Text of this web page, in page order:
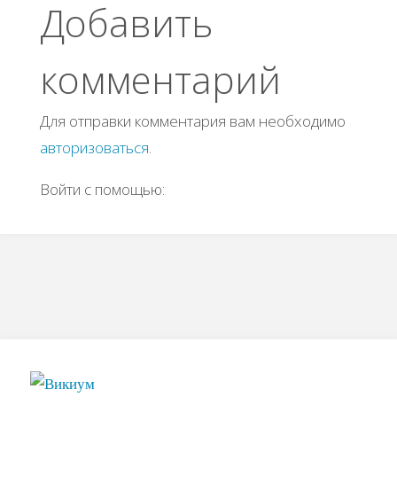
Добавить
комментарий
Для отправки комментария вам необходимо
авторизоваться.
Войти с помощью: